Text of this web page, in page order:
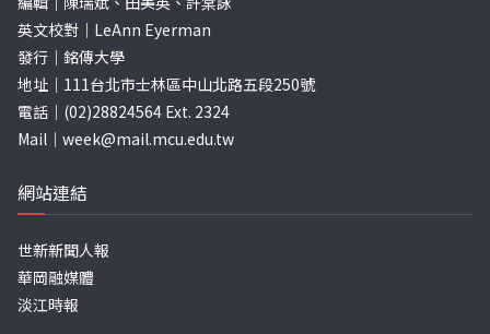
英文校對｜LeAnn Eyerman
發行｜銘傳大學
地址｜111台北市士林區中山北路五段250號
電話｜(02)28824564 Ext. 2324
Mail｜ week@mail.mcu.edu.tw
網站連結
世新新聞人報
華岡融媒體
淡江時報